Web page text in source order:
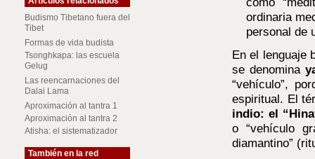
ordinaria
personal de
En el lenguaje
se denomina
“vehículo”,
espiritual. El
indio: el
o “vehículo
diamantino”
Budismo Tibetano fuera del
Tibet
Formas de vida budista
Tsonghkapa: las escuela
Gelug
Las reencarnaciones del
Dalai Lama
Aproximación al tantra 1
Aproximación al tantra 2
Atisha: el sistematizador
También en la red